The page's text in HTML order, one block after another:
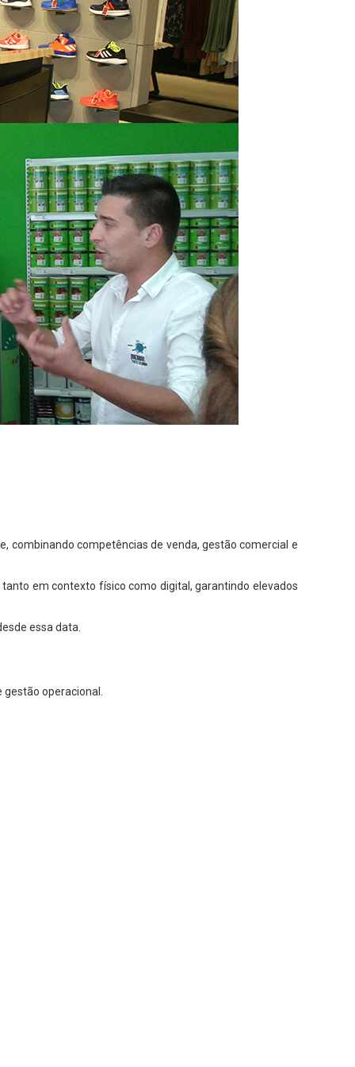
combinando competências de venda, gestão comercial e
em contexto físico como digital, garantindo elevados
essa data.
operacional.